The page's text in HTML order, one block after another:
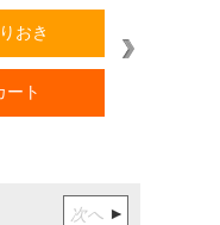
おき
ート
次へ